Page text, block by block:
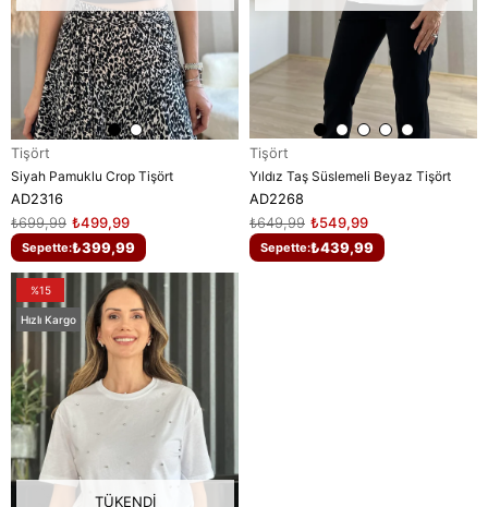
Tişört
Siyah Pamuklu Crop Tişört
AD2316
₺499,99
₺699,99
Sepette:₺399,99
Tişört
Yıldız Taş Süslemeli Beyaz Tişört
AD2268
₺549,99
₺649,99
Sepette:₺439,99
TÜKENDI
%15
Hızlı Kargo